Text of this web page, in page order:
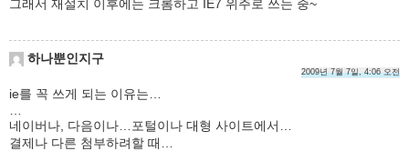
그래서 재설치 이후에는 크롬하고 IE7 위주로 쓰는 중~
하나뿐인지구
2009년 7월 7일, 4:06 오전
ie를 꼭 쓰게 되는 이유는…
네이버나, 다음이나…포털이나 대형 사이트에서…
결제나 다른 첨부하려할 때…